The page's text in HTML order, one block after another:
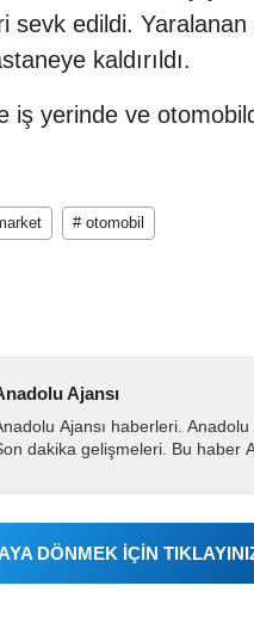
sevk edildi. Yaralanan
kaldırıldı.
iş yerinde ve
# otomobil
Ajansı
Ajansı haberleri. Anadolu
dakika gelişmeleri. Bu haber
tarafından...
DÖNMEK İÇİN